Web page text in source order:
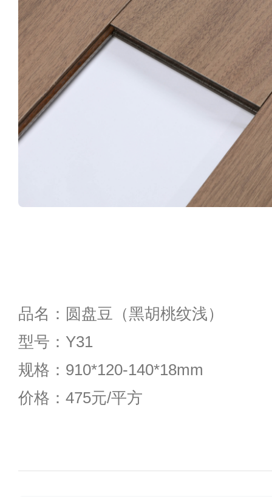
品名：圆盘豆（黑胡桃纹浅）
型号：Y31
规格：910*120-140*18mm
价格：475元/平方